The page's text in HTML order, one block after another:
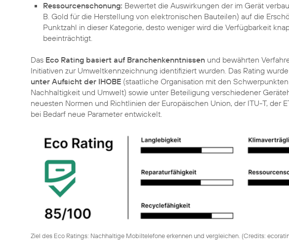
Ressourcenschonung: Bewertet die Auswirkungen der im Gerät
B. Gold für die Herstellung von elektronischen Bauteilen) auf die
Punktzahl in dieser Kategorie, desto weniger wird die Verfügbarkeit
beeinträchtigt.
Das Eco Rating basiert auf Branchenkenntnissen und bewährten
Initiativen zur Umweltkennzeichnung identifiziert wurden. Das Rating
unter Aufsicht der IHOBE (staatliche Organisation mit den
Nachhaltigkeit und Umwelt) sowie unter Beteiligung verschiedener
neuesten Normen und Richtlinien der Europäischen Union, der ITU-T, der
bei Bedarf neue Parameter entwickelt.
Ziel des Eco Ratings: Nachhaltige Mobiltelefone erkennen und vergleichen. (Credits: